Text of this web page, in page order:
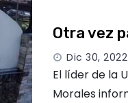
Otra vez
Dic 30, 2022
El líder de la
Morales